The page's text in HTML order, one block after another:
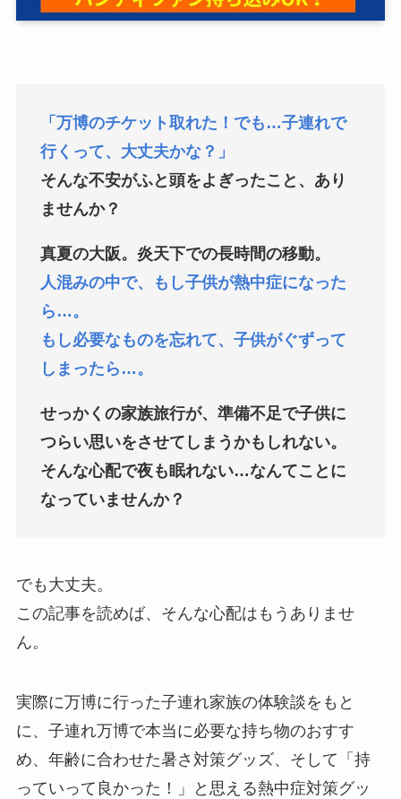
「万博のチケット取れた！でも…子連れで
行くって、大丈夫かな？」
そんな不安がふと頭をよぎったこと、あり
ませんか？
真夏の大阪。炎天下での長時間の移動。
人混みの中で、もし子供が熱中症になった
ら…。
もし必要なものを忘れて、子供がぐずって
しまったら…。
せっかくの家族旅行が、準備不足で子供に
つらい思いをさせてしまうかもしれない。
そんな心配で夜も眠れない…なんてことに
なっていませんか？
でも大丈夫。
この記事を読めば、そんな心配はもうありませ
ん。
実際に万博に行った子連れ家族の体験談をもと
に、子連れ万博で本当に必要な持ち物のおすす
め、年齢に合わせた暑さ対策グッズ、そして「持
っていって良かった！」と思える熱中症対策グッ